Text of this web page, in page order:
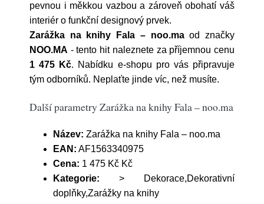
pevnou i měkkou vazbou a zároveň obohatí váš
interiér o funkční designový prvek.
Zarážka na knihy Fala – noo.maod značky
NOO.MA - tento hit naleznete za příjemnou cenu
1 475 Kč. Nabídku e-shopu pro vás připravuje
tým odborníků. Neplaťte jinde víc, než musíte.
Další parametry Zarážka na knihy Fala – noo.ma
Název: Zarážka na knihy Fala – noo.ma
EAN: AF1563340975
Cena: 1 475 Kč Kč
Kategorie: > Dekorace,Dekorativní
doplňky,Zarážky na knihy